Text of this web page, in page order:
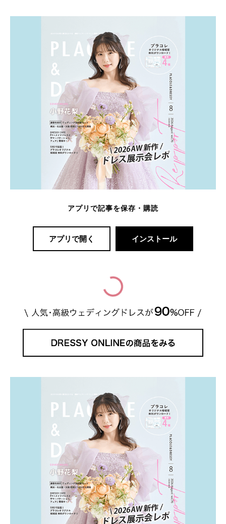
アプリで記事を保存・購読
アプリで開く インストール